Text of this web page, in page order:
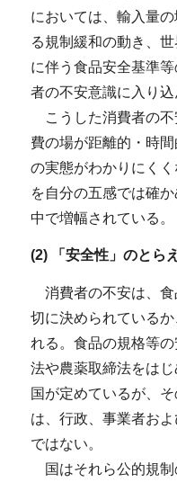
においては、輸入量
る規制緩和の動き、
に伴う食品安全基準
者の不安意識に入り込
こうした消費者の不
費の場が距離的・時
の実態がわかりにく
を自分の五感では確
中で増幅されている。
(2) 「安全性」のとら
消費者の不安は、食
切に決められている
れる。食品の規格等
法や農薬取締法をは
国が定めているが、
は、行政、事業者お
ではない。
国はそれら公的規制